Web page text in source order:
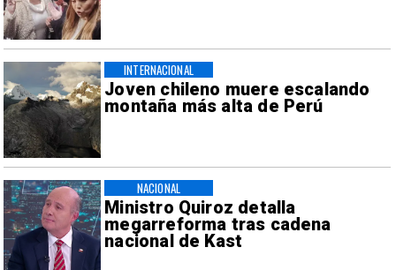
Joven chileno muere escalando
montaña más alta de Perú
INTERNACIONAL
Ministro Quiroz detalla
megarreforma tras cadena
nacional de Kast
NACIONAL